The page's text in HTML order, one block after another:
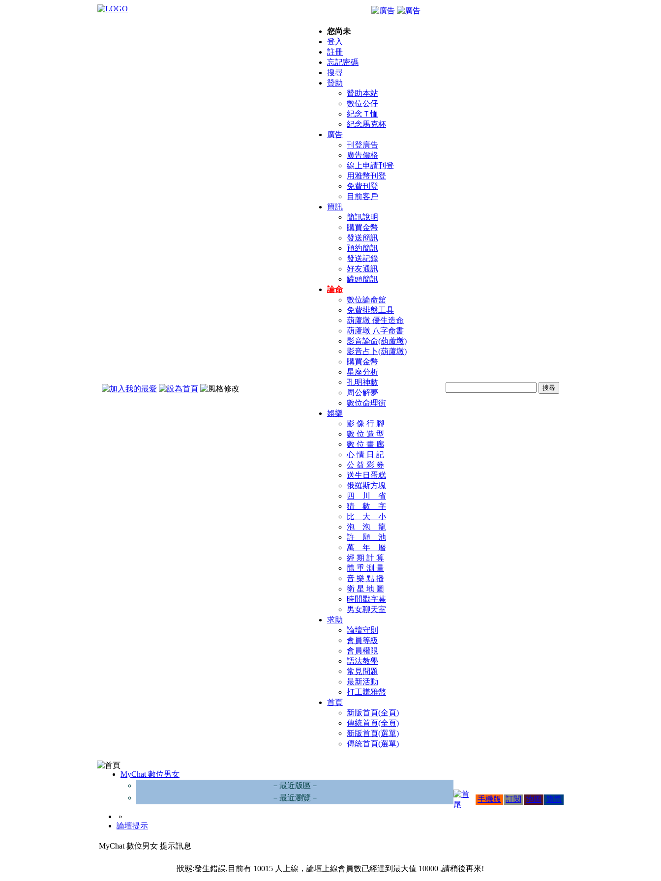
您尚未
登入
註冊
忘記密碼
搜尋
贊助
贊助本站
數位公仔
紀念Ｔ恤
紀念馬克杯
廣告
刊登廣告
廣告價格
線上申請刊登
用雅幣刊登
免費刊登
目前客戶
簡訊
簡訊說明
購買金幣
發送簡訊
預約簡訊
發送記錄
好友通訊
罐頭簡訊
論命
數位論命舘
免費排盤工具
葫蘆墩 優生造命
葫蘆墩 八字命書
影音論命(葫蘆墩)
影音占卜(葫蘆墩)
購買金幣
星座分析
孔明神數
周公解夢
數位命理街
娛樂
影 像 行 腳
數 位 造 型
數 位 畫 廊
心 情 日 記
公 益 彩 券
送生日蛋糕
俄羅斯方塊
四 川 省
猜 數 字
比 大 小
泡 泡 龍
許 願 池
萬 年 曆
經 期 計 算
體 重 測 量
音 樂 點 播
衛 星 地 圖
時間戳字幕
男女聊天室
求助
論壇守則
會員等級
會員權限
語法教學
常見問題
最新活動
打工賺雅幣
首頁
新版首頁(全頁)
傳統首頁(全頁)
新版首頁(選單)
傳統首頁(選單)
MyChat 數位男女
－最近版區－
－最近瀏覽－
»
論壇提示
手機版 訂閱 地圖 簡體
MyChat 數位男女 提示訊息
狀態:發生錯誤,目前有 10015 人上線，論壇上線會員數已經達到最大值 10000 ,請稍後再來!